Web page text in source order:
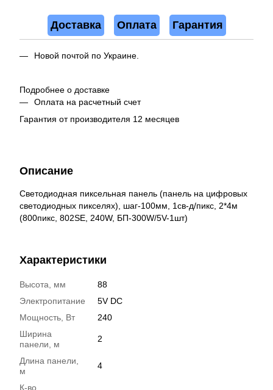
Доставка Оплата Гарантия
Новой почтой по Украине.
Подробнее о доставке
Оплата на расчетный счет
Гарантия от производителя 12 месяцев
Описание
Светодиодная пиксельная панель (панель на цифровых
светодиодных пикселях), шаг-100мм, 1св-д/пикс, 2*4м
(800пикс, 802SE, 240W, БП-300W/5V-1шт)
Характеристики
Высота, мм
88
Электропитание
5V DC
Мощность, Вт
240
Ширина
панели, м
2
Длина панели,
м
4
К-во